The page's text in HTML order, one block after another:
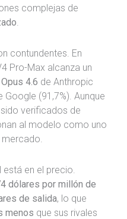
complejas de
.
contundentes. En
Pro-Max alcanza un
Opus 4.6 de Anthropic
Google (91,7%). Aunque
verificados de
al modelo como uno
está en el precio.
dólares por millón de
de salida, lo que
menos que sus rivales